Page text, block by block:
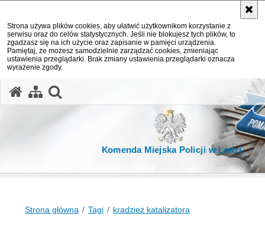
Strona używa plików cookies, aby ułatwić użytkownikom korzystanie z
serwisu oraz do celów statystycznych. Jeśli nie blokujesz tych plików, to
zgadzasz się na ich użycie oraz zapisanie w pamięci urządzenia.
Pamiętaj, że możesz samodzielnie zarządzać cookies, zmieniając
ustawienia przeglądarki. Brak zmiany ustawienia przeglądarki oznacza
wyrażenie zgody.
Komenda Miejska Policji w Łodzi
Strona główna Tagi kradzież katalizatora